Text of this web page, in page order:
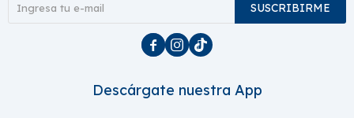
SUSCRIBIRME
  
Descárgate nuestra App